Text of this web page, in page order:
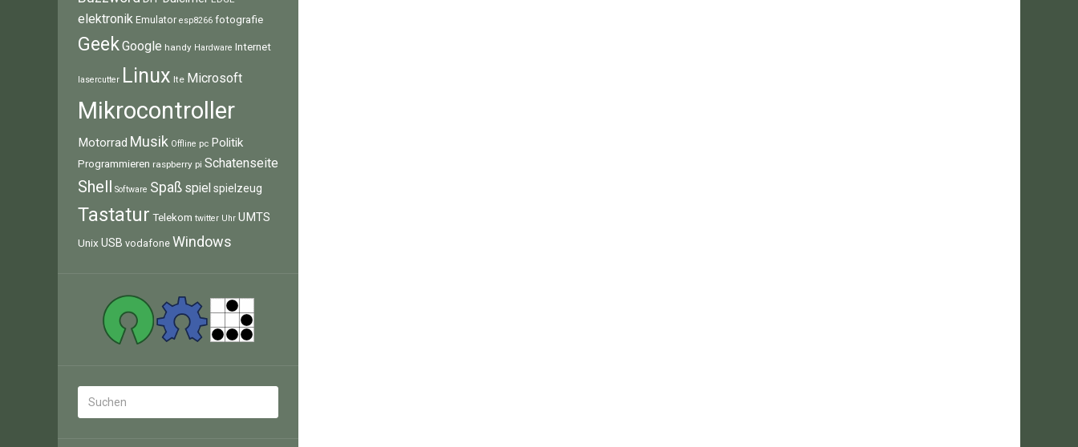
elektronik Emulator esp8266 fotografie
GeekGoogle handy Hardware Internet
lasercutter Linux lte Microsoft
Mikrocontroller
Motorrad Musik Offline pc Politik
Programmieren raspberry pi Schatenseite
Shell Software Spaß spiel spielzeug
Tastatur Telekom twitter Uhr UMTS
Unix USB vodafone Windows